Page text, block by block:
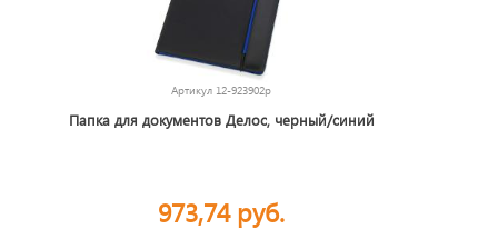
Артикул 12-923902p
Папка для документов Делос, черный/синий
973,74 руб.